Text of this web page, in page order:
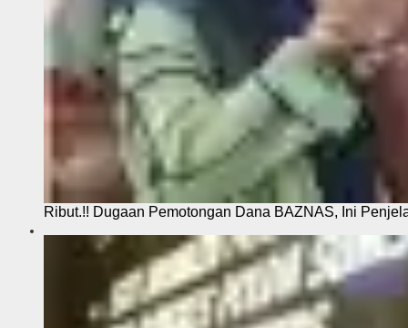
Ribut.!! Dugaan Pemotongan Dana BAZNAS, Ini